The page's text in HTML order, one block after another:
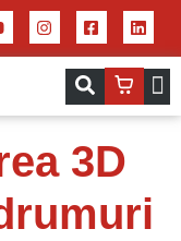
3D